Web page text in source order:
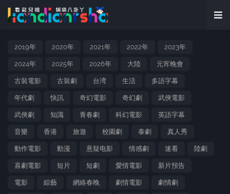
2019年 2020年 2021年 2022年 2023年
2024年 2025年 2026年 大陸 元宵晚會
古裝電影 古裝劇 台湾 生活 多語字幕
年代劇 快訊 奇幻電影 奇幻劇 武俠電影
武俠劇 知識 青春劇 科幻電影 英語字幕
音樂 香港 旅遊 校園劇 泰劇 真人秀
動作電影 動漫 悬疑电影 情感劇 速看 陸劇
喜劇電影 短片 短劇 愛情電影 新片預告
電影 綜藝 網絡春晚 劇情電影 劇情劇